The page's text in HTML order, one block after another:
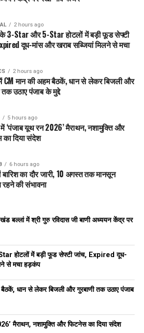
गुरु ग्रंथ साहिब की बेअदबी का मामला,
2 hours ago
3-Star और 5-Star होटलों में बड़ी फूड सेफ्टी
दूध-मांस और खराब सब्जियां मिलने से मचा
2 hours ago
CM मान की अहम बैठकें, धान से लेकर बिजली और
तक उठाए पंजाब के मुद्दे
5 hours ago
में ‘पंजाब यूथ रन 2026’ मैराथन, नशामुक्ति और
दिया संदेश
6 hours ago
का दौर जारी, 10 अगस्त तक मानसून
की संभावना
बल्लां में श्री गुरु रविदास जी बाणी अध्ययन केंद्र पर
होटलों में बड़ी फूड सेफ्टी जांच, Expired दूध-
से मचा हड़कंप
धान से लेकर बिजली और गुरबाणी तक उठाए पंजाब
मैराथन, नशामुक्ति और फिटनेस का दिया संदेश